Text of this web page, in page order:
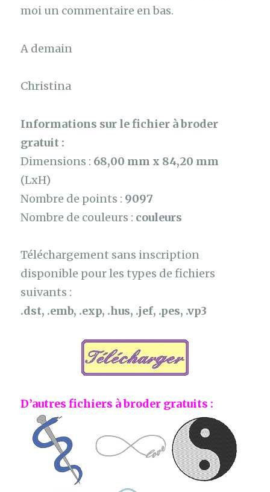
moi un commentaire en bas.
A demain
Christina
Informations sur le fichier à broder
gratuit :
Dimensions : 68,00 mm x 84,20 mm
(LxH)
Nombre de points : 9097
Nombre de couleurs : couleurs
Téléchargement sans inscription
disponible pour les types de fichiers
suivants :
.dst, .emb, .exp, .hus, .jef, .pes, .vp3
D’autres fichiers à broder gratuits :